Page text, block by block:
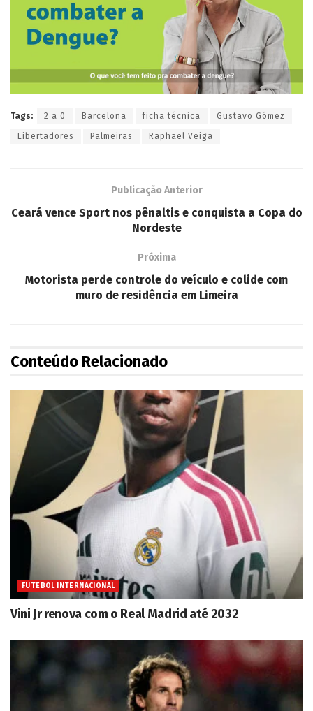
Tags: 2 a 0 Barcelona ficha técnica Gustavo Gómez
Libertadores Palmeiras Raphael Veiga
Publicação Anterior
Ceará vence Sport nos pênaltis e conquista a Copa do
Nordeste
Próxima
Motorista perde controle do veículo e colide com
muro de residência em Limeira
Conteúdo Relacionado
FUTEBOL INTERNACIONAL
Vini Jr renova com o Real Madrid até 2032